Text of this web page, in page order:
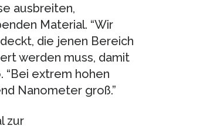
ausbreiten,
Material. “Wir
die jenen Bereich
werden muss, damit
“Bei extrem hohen
Nanometer groß.”
zur